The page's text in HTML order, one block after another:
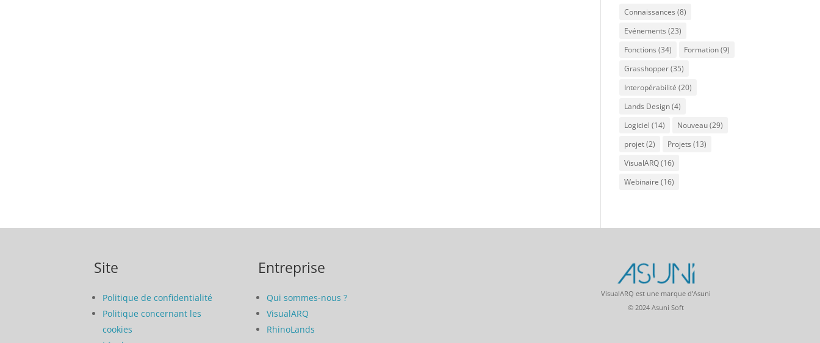
Connaissances (8)
Evénements (23)
Fonctions (34) Formation(9)
Grasshopper(35)
Interopérabilité (20)
Lands Design(4)
Logiciel (14) Nouveau(29)
projet(2) Projets (13)
VisualARQ(16)
Webinaire (16)
Site
Politique de confidentialité
Politique concernant les
cookies
Entreprise
Qui sommes-nous ?
VisualARQ
RhinoLands
VisualARQ est une marque d’Asuni
© 2024 Asuni Soft